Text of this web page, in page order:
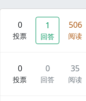
0
投票
1
回答
506
阅读
0
投票
0
回答
35
阅读